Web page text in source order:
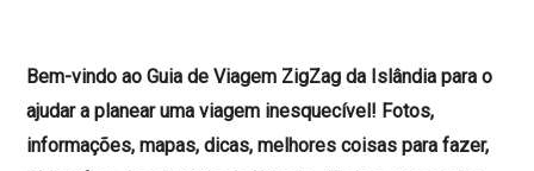
Bem-vindo ao Guia de Viagem ZigZag da Islândia para o
ajudar a planear uma viagem inesquecível! Fotos,
informações, mapas, dicas, melhores coisas para fazer,